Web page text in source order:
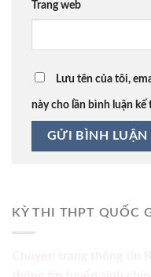
Trang web
Lưu tên của tôi,
này cho lần bình luận kế
KỲ THI THPT QUỐC